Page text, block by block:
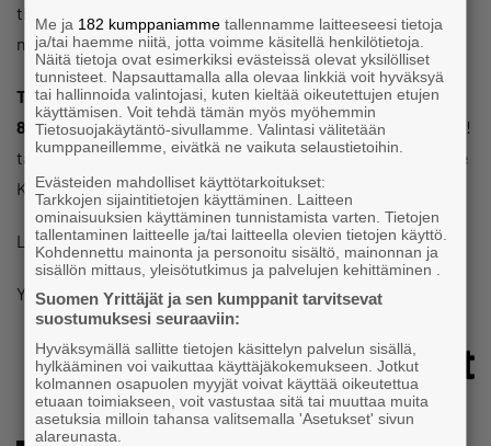
tiedät mistä löydät avun tai keskustelukumppanin – usein
niitäkään ei ole liikaa.
Tule iltakahville laajentamaan verkostoasi Yritystreffeille
8.2. klo 17-19.Tapahtuma on osallistujille maksuton. (Huom!
tapahtuman ajankohta on siirretty tammikuulta helmikuulle
Koronatilanteen takia)
Lämpimästi tervetuloa!
Yhteistyössä:
Me ja 182 kumppaniamme tallennamme laitteeseesi tietoja
ja/tai haemme niitä, jotta voimme käsitellä henkilötietoja.
Näitä tietoja ovat esimerkiksi evästeissä olevat yksilölliset
tunnisteet. Napsauttamalla alla olevaa linkkiä voit hyväksyä
tai hallinnoida valintojasi, kuten kieltää oikeutettujen etujen
käyttämisen. Voit tehdä tämän myös myöhemmin
Tietosuojakäytäntö-sivullamme. Valintasi välitetään
kumppaneillemme, eivätkä ne vaikuta selaustietoihin.
Evästeiden mahdolliset käyttötarkoitukset:
Tarkkojen sijaintitietojen käyttäminen. Laitteen
ominaisuuksien käyttäminen tunnistamista varten. Tietojen
tallentaminen laitteelle ja/tai laitteella olevien tietojen käyttö.
Kohdennettu mainonta ja personoitu sisältö, mainonnan ja
sisällön mittaus, yleisötutkimus ja palvelujen kehittäminen .
Suomen Yrittäjät ja sen kumppanit tarvitsevat
suostumuksesi seuraaviin:
Hyväksymällä sallitte tietojen käsittelyn palvelun sisällä,
hylkääminen voi vaikuttaa käyttäjäkokemukseen. Jotkut
kolmannen osapuolen myyjät voivat käyttää oikeutettua
etuaan toimiakseen, voit vastustaa sitä tai muuttaa muita
asetuksia milloin tahansa valitsemalla 'Asetukset' sivun
alareunasta.